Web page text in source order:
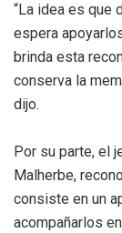
“La idea es que
espera
brinda esta
conserva la
dijo.
Por su parte, el
Malherbe,
consiste en un
acompañarlos